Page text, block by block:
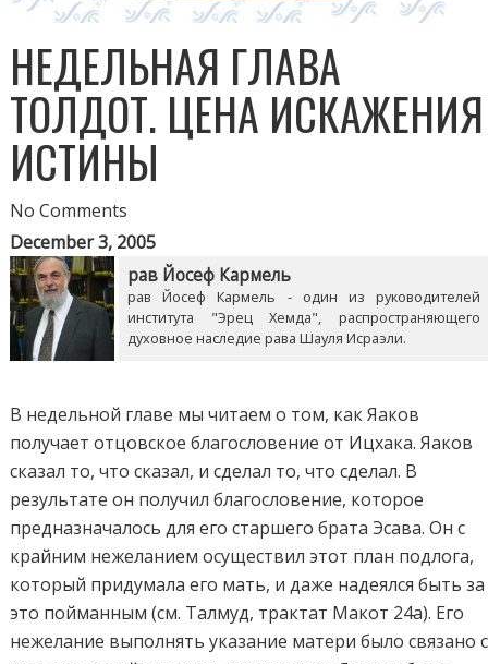
НЕДЕЛЬНАЯ ГЛАВА
ТОЛДОТ. ЦЕНА ИСКАЖЕНИЯ
ИСТИНЫ
No Comments
December 3, 2005
рав Йосеф Кармель
рав Йосеф Кармель - один из руководителей
института "Эрец Хемда", распространяющего
духовное наследие рава Шауля Исраэли.
В недельной главе мы читаем о том, как Яаков
получает отцовское благословение от Ицхака. Яаков
сказал то, что сказал, и сделал то, что сделал. В
результате он получил благословение, которое
предназначалось для его старшего брата Эсава. Он с
крайним нежеланием осуществил этот план подлога,
который придумала его мать, и даже надеялся быть за
это пойманным (см. Талмуд, трактат Макот 24a). Его
нежелание выполнять указание матери было связано с